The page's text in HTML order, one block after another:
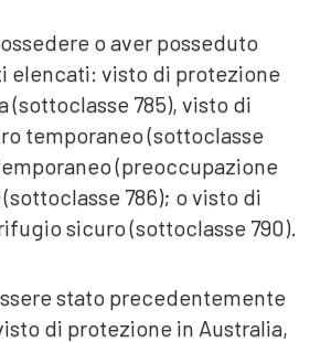
o aver posseduto
elencati: visto di protezione
(sottoclasse 785), visto di
temporaneo (sottoclasse
(preoccupazione
786); o visto di
sicuro (sottoclasse 790).
stato precedentemente
di protezione in Australia,